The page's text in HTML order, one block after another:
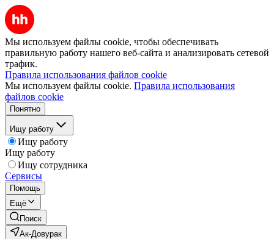
Мы используем файлы cookie, чтобы обеспечивать
правильную работу нашего веб-сайта и анализировать сетевой
трафик.
Правила использования файлов cookie
Мы используем файлы cookie. Правила использования
файлов cookie
Понятно
Ищу работу
Ищу работу
Ищу работу
Ищу сотрудника
Сервисы
Помощь
Ещё
Поиск
Ак-Довурак